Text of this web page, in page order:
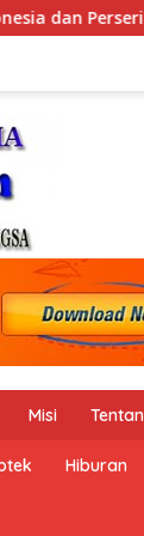
Peringati
Misi
Hiburan